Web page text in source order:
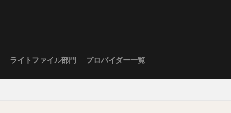
ライトファイル部門 プロバイダー一覧